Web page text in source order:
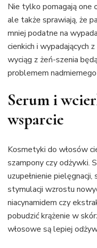
Nie tylko pomagają one
ale także sprawiają, że
mniej podatne na
cienkich i wypadających
wyciąg z żeń-szenia
problemem
Serum i
wsparcie
Kosmetyki do włosów
szampony czy odżywki.
uzupełnienie
stymulacji wzrostu
niacynamidem czy
pobudzić krążenie w
włosowe są lepiej